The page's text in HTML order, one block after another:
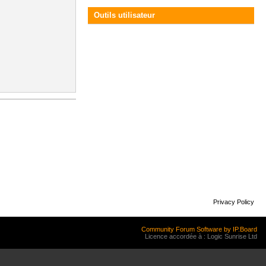
Outils utilisateur
Privacy Policy
Community Forum Software by IP.Board
Licence accordée à : Logic Sunrise Ltd